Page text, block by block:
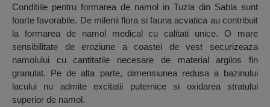
Conditiile pentru formarea de namol in Tuzla din Sabla sunt
foarte favorabile. De milenii flora si fauna acvatica au contribuit
la formarea de namol medical cu calitati unice. O mare
sensibilitate de eroziune a coastei de vest securizeaza
namolului cu cantitatile necesare de material argilos fin
granulat. Pe de alta parte, dimensiunea redusa a bazinului
lacului nu admite excitatii puternice si oxidarea stratului
superior de namol.